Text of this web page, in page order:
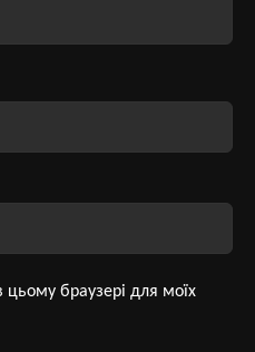
браузері для моїх